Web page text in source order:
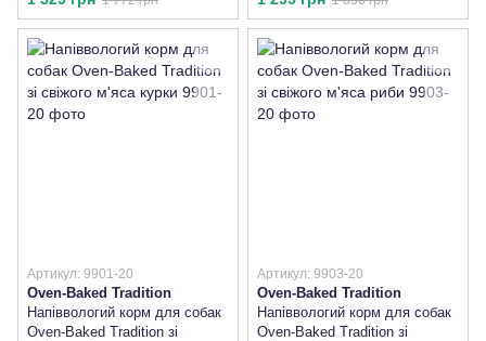
Артикул: 9901-20
Oven-Baked Tradition
Напіввологий корм для собак
Oven-Baked Tradition зі
Артикул: 9903-20
Oven-Baked Tradition
Напіввологий корм для собак
Oven-Baked Tradition зі